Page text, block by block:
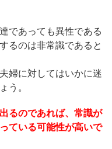
であっても異性である
るのは非常識であると
婦に対してはいかに迷
う。
るのであれば、常識が
ている可能性が高いで